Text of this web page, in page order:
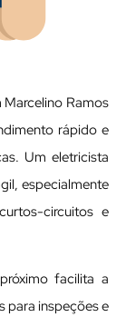
Ramos
rápido e
Um eletricista
especialmente
circuitos e
facilita a
para inspeções e